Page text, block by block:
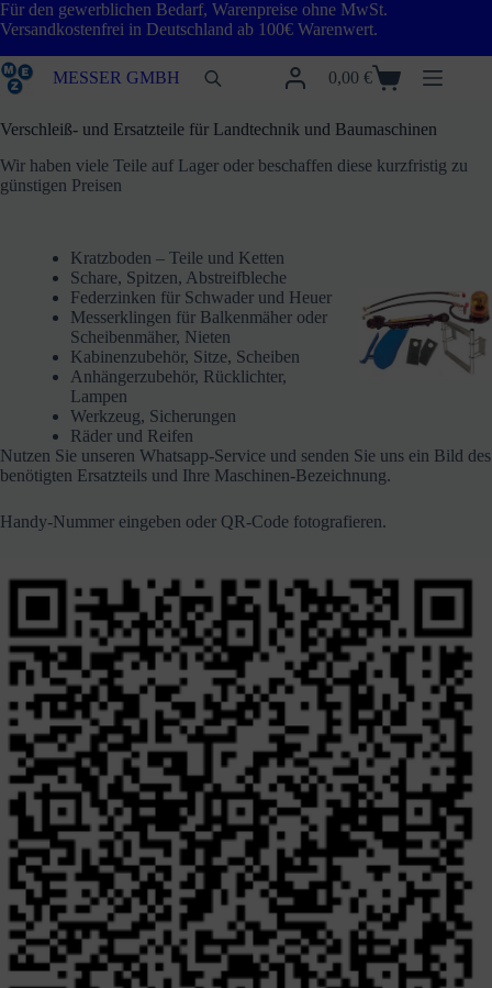
Zum
Inhalt
Für den gewerblichen Bedarf, Warenpreise ohne MwSt.
Versandkostenfrei in Deutschland ab 100€ Warenwert.
MESSER GMBH Warenkorb
0,00€
Verschleiß- und Ersatzteile für Landtechnik und Baumaschinen
Wir haben viele Teile auf Lager oder beschaffen diese kurzfristig zu
günstigen Preisen
Kratzboden – Teile und Ketten
Schare, Spitzen, Abstreifbleche
Federzinken für Schwader und Heuer
Messerklingen für Balkenmäher oder
Scheibenmäher, Nieten
Kabinenzubehör, Sitze, Scheiben
Anhängerzubehör, Rücklichter,
Lampen
Werkzeug, Sicherungen
Räder und Reifen
Nutzen Sie unseren Whatsapp-Service und senden Sie uns ein Bild des
benötigten Ersatzteils und Ihre Maschinen-Bezeichnung.
Handy-Nummer eingeben oder QR-Code fotografieren.